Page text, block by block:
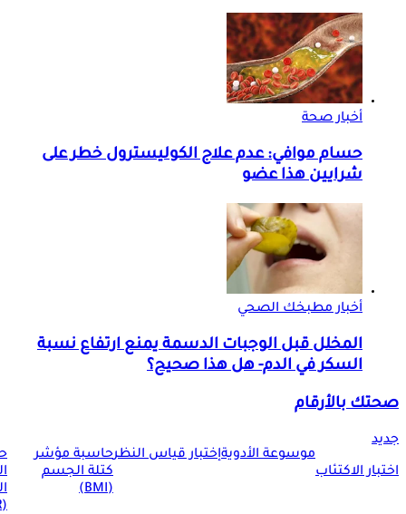
أخبار صحة
حسام موافي: عدم علاج الكوليسترول خطر على
شرايين هذا عضو
أخبار مطبخك الصحي
المخلل قبل الوجبات الدسمة يمنع ارتفاع نسبة
السكر في الدم- هل هذا صحيح؟
صحتك بالأرقام
جديد
اختبار الاكتئاب
موسوعة الأدويةإختبار قياس النظرحاسبة مؤشر
كتلة الجسم
(BMI)
(BMR)